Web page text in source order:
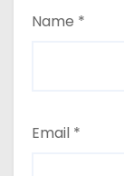
Name *
Email *